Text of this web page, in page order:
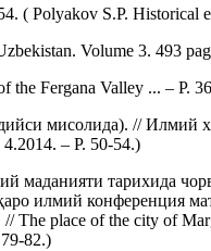
Polyakov S.P. Historical
Volume 3. 493
Fergana Valley ... – Р.
мисолида). //
– Р. 50-54.)
тарихида
илмий конференция
The place of the city of
82.)